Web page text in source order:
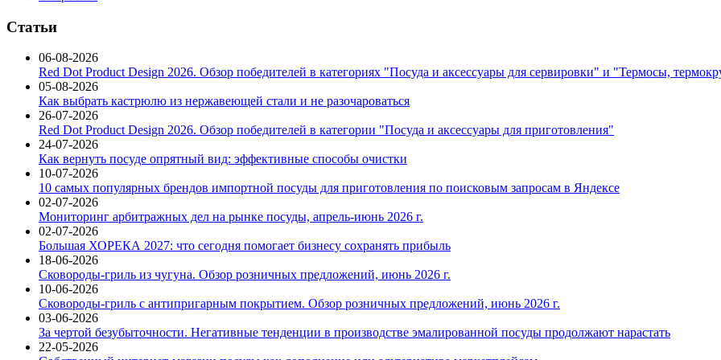
Статьи
06-08-2026
Red Dot Product Design 2026. Обзор победителей в категориях "Посуда и аксессуары для сервировки" и "Термосы,
05-08-2026
Как выбрать кастрюлю из нержавеющей стали и не разочароваться
26-07-2026
Red Dot Product Design 2026. Обзор победителей в категории "Посуда и аксессуары для приготовления"
24-07-2026
Как вернуть посуде опрятный вид: эффективные способы очистки
10-07-2026
10 самых популярных брендов импортной посуды для приготовления по поисковым запросам в Яндексе
02-07-2026
Мониторинг арбитражных дел на рынке посуды, апрель-июнь 2026 г.
02-07-2026
Большая ХОРЕКА 2027: что сегодня помогает бизнесу сохранять прибыль
18-06-2026
Сковороды-гриль из чугуна. Обзор розничных предложений, июнь 2026 г.
10-06-2026
Сковороды-гриль с антипригарным покрытием. Обзор розничных предложений, июнь 2026 г.
03-06-2026
За чертой безубыточности. Негативные тенденции в производстве эмалированной посуды продолжают нарастать
22-05-2026